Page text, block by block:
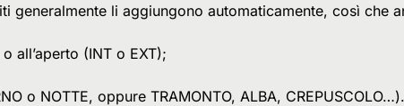
generalmente li aggiungono automaticamente, così che
all’aperto (INT o EXT);
o NOTTE, oppure TRAMONTO, ALBA, CREPUSCOLO…).